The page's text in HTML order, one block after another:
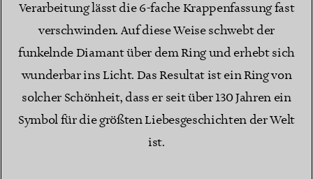
Verarbeitung lässt die 6-fache Krappenfassung fast
verschwinden. Auf diese Weise schwebt der
funkelnde Diamant über dem Ring und erhebt sich
wunderbar ins Licht. Das Resultat ist ein Ring von
solcher Schönheit, dass er seit über 130 Jahren ein
Symbol für die größten Liebesgeschichten der Welt
ist.